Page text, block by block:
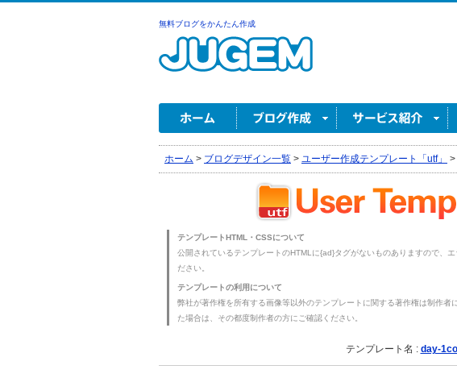
無料ブログをかんたん作成
ホーム > ブログデザイン一覧 > ユーザー作成テンプレート「utf」 >
テンプレートHTML・CSSについて
公開されているテンプレートのHTMLに{ad}タグがないものありますので、
ださい。
テンプレートの利用について
弊社が著作権を所有する画像等以外のテンプレートに関する著作権は制作者
た場合は、その都度制作者の方にご確認ください。
テンプレート名 : day-